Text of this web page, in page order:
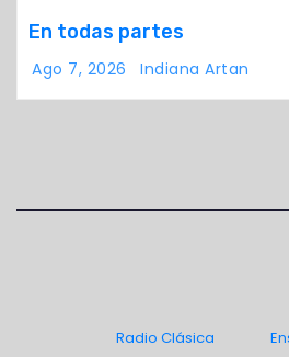
En todas partes
Ago 7, 2026 Indiana Artan
Radio Clásica